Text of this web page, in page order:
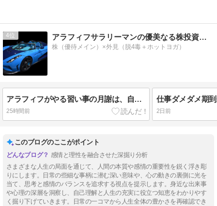
4 アラフィフサラリーマンの優美なる株投資ブログ
株（優待メイン）×外見（脱4毒＋ホットヨガ）
アラフィフがやる習い事の月謝は、自分を固定化された生活の外へ出すための拘束代
25時間前 2日前
このブログのここがポイント
感情と理性を融合させた深掘り分析
さまざまな人生の局面を通じて、人間の本質や感情の重要性を鋭く浮き彫
りにします。日常の些細な事柄に潜む深い意味や、心の動きの裏側に光を
当て、思考と感情のバランスを追求する視点を提示します。身近な出来事
や心理の深層を洞察し、自己理解と人生の充実に役立つ知恵をわかりやす
く掘り下げていきます。日常の一コマから人生全体の豊かさを再確認でき